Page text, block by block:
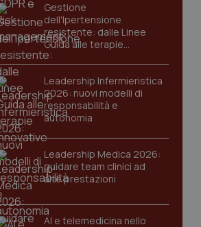
Gestione
dell'Ipertensione
resistente: dalle Linee
Guida alle terapie
innovative
Leadership Infermieristica
2026: nuovi modelli di
responsabilità e
autonomia
Leadership Medica 2026:
guidare team clinici ad
alte prestazioni
AI e telemedicina nello